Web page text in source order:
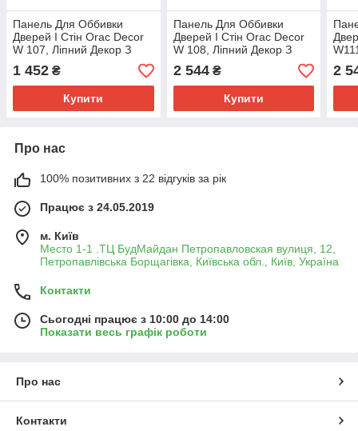
Панель Для Оббивки
Дверей І Стін Orac Decor
W 107, Ліпний Декор З
1 452 ₴
Купити
Панель Для Оббивки
Дверей І Стін Orac Decor
W 108, Ліпний Декор З
2 544₴
Купити
2
Про нас
100% позитивних з 22 відгуків за рік
Працює з 24.05.2019
м. Київ
Место 1-1 .ТЦ БудМайдан Петропавловская вулиця, 12,
Петропавлівська Борщагівка, Київська обл., Київ, Україна
Контакти
Сьогодні працює з 10:00 до 14:00
Показати весь графік роботи
Про нас
Контакти